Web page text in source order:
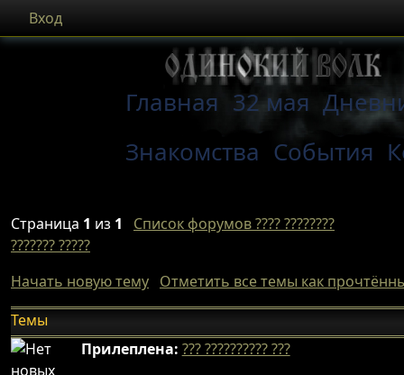
Вход
Главная 32 мая
Знакомства События
Страница 1 из 1
Список форумов ???? ????????
??????? ?????
Начать новую тему Отметить все темы как
Темы
Прилеплена: ??? ?????????? ???